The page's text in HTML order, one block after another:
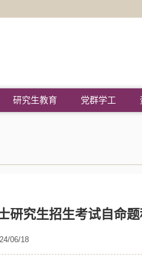
研究生教育 党群学工
研究生招生考试自命
06/18